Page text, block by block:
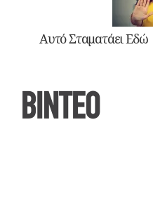
Αυτό Σταματάει Εδώ
ΒΙΝΤΕΟ